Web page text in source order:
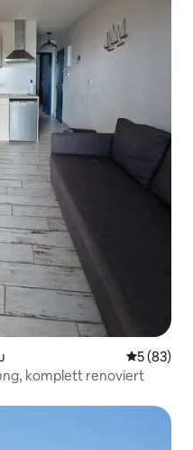
5 (83)
komplett renoviert